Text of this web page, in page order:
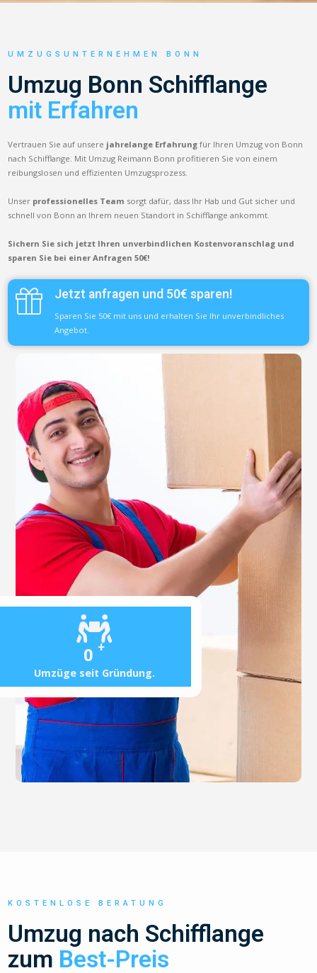
0 +
Umzüge seit Gründung.
UMZUGSUNTERNEHMEN BONN
Umzug Bonn Schifflange
mit Erfahren
Vertrauen Sie auf unsere jahrelange Erfahrung für Ihren Umzug von Bonn
nach Schifflange. Mit Umzug Reimann Bonn profitieren Sie von einem
reibungslosen und effizienten Umzugsprozess.
Unser professionelles Team sorgt dafür, dass Ihr Hab und Gut sicher und
schnell von Bonn an Ihrem neuen Standort in Schifflange ankommt.
Sichern Sie sich jetzt Ihren unverbindlichen Kostenvoranschlag und
sparen Sie bei einer Anfragen 50€!
Jetzt anfragen und 50€ sparen!
Sparen Sie 50€ mit uns und erhalten Sie Ihr unverbindliches
Angebot.
KOSTENLOSE BERATUNG
Umzug nach Schifflange
zum Best-Preis